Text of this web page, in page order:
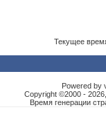
Текущее
Powered by
Copyright ©2000 -
Время генерации